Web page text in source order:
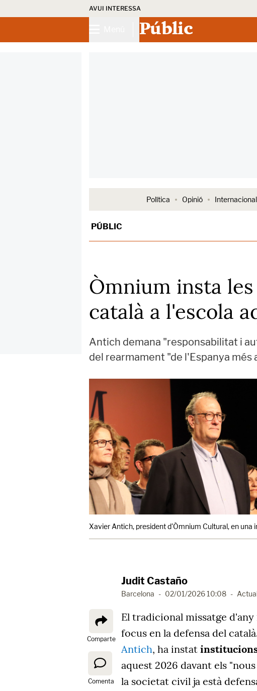
AVUI INTERESSA
Públic
Política Opinió Internacional
PÚBLIC
Òmnium insta
català a l'escola
Antich demana "responsabilitat i
del rearmament "de l'Espanya més
Xavier Antich, president d'Òmnium Cultural, en una
Judit Castaño
Barcelona - 02/01/2026 10:08 -
Comparte
Comenta
El tradicional missatge
focus en la defensa del
Antich, ha instat
aquest 2026 davant els
la societat civil ja està